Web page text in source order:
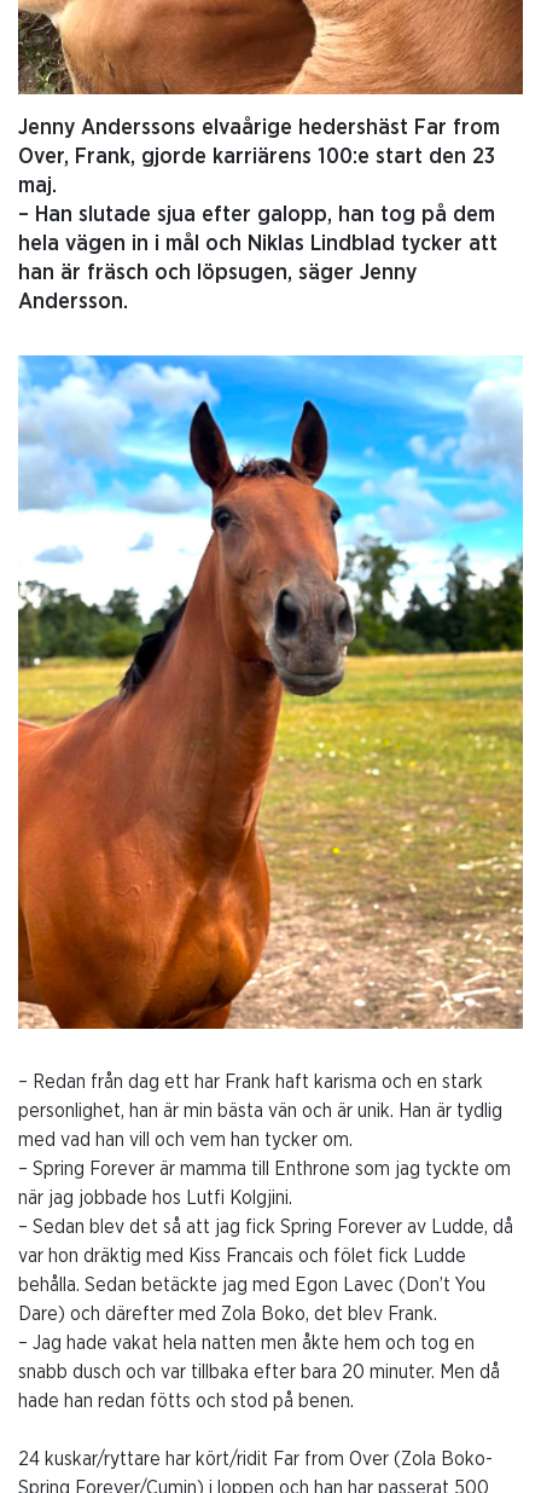
Jenny Anderssons elvaårige hedershäst Far from
Over, Frank, gjorde karriärens 100:e start den 23
maj.
– Han slutade sjua efter galopp, han tog på dem
hela vägen in i mål och Niklas Lindblad tycker att
han är fräsch och löpsugen, säger Jenny
Andersson.
– Redan från dag ett har Frank haft karisma och en stark
personlighet, han är min bästa vän och är unik. Han är tydlig
med vad han vill och vem han tycker om.
– Spring Forever är mamma till Enthrone som jag tyckte om
när jag jobbade hos Lutfi Kolgjini.
– Sedan blev det så att jag fick Spring Forever av Ludde, då
var hon dräktig med Kiss Francais och fölet fick Ludde
behålla. Sedan betäckte jag med Egon Lavec (Don’t You
Dare) och därefter med Zola Boko, det blev Frank.
– Jag hade vakat hela natten men åkte hem och tog en
snabb dusch och var tillbaka efter bara 20 minuter. Men då
hade han redan fötts och stod på benen.
24 kuskar/ryttare har kört/ridit Far from Over (Zola Boko-
Spring Forever/Cumin) i loppen och han har passerat 500